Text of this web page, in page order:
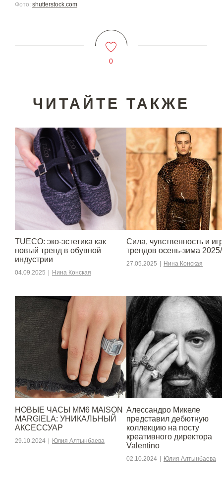
Фото: shutterstock.com
0
ЧИТАЙТЕ ТАКЖЕ
TUECO: эко-эстетика как
новый тренд в обувной
индустрии
04.09.2025 Нина Конская
Сила, чувственность и
трендов осень-зима
27.05.2025 Нина Конская
НОВЫЕ ЧАСЫ MM6 MAISON
MARGIELA: УНИКАЛЬНЫЙ
АКСЕССУАР
29.10.2024 Юлия Алтынбаева
Алессандро Микеле
представил дебютную
коллекцию на посту
креативного директора
Valentino
02.10.2024 Юлия Алтынбаева